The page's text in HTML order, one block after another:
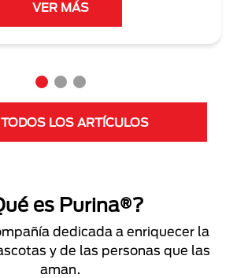
VER MÁS
LOS ARTÍCULOS
es Purina®?
dedicada a enriquecer la
y de las personas que las
aman.